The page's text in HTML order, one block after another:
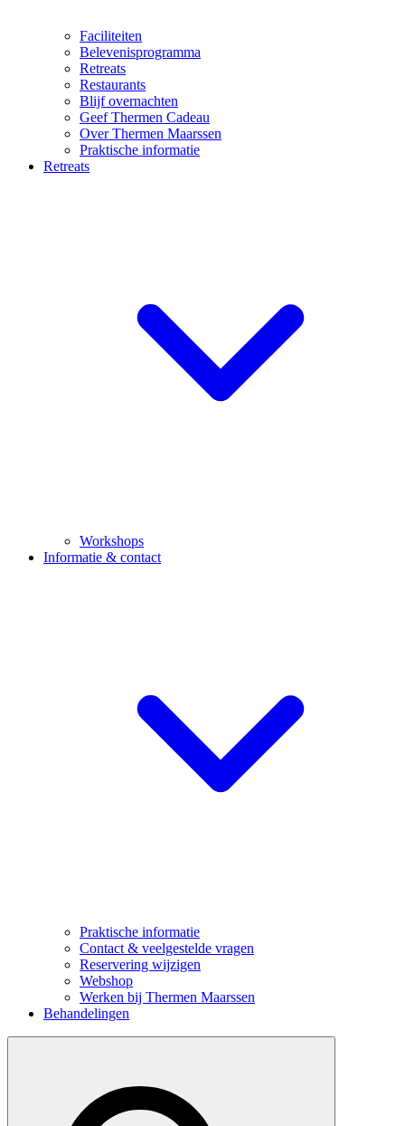
Faciliteiten
Belevenisprogramma
Retreats
Restaurants
Blijf overnachten
Geef Thermen Cadeau
Over Thermen Maarssen
Praktische informatie
Retreats
Workshops
Informatie & contact
Praktische informatie
Contact & veelgestelde vragen
Reservering wijzigen
Webshop
Werken bij Thermen Maarssen
Behandelingen